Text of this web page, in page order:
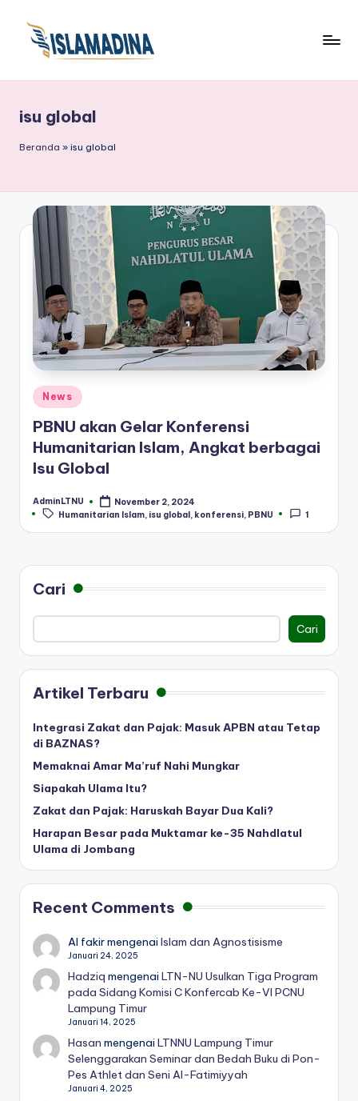
isu global
Beranda » isu global
Posted
in
News
PBNU akan Gelar Konferensi
Humanitarian Islam, Angkat berbagai
Isu Global
Posted
by
AdminLTNU November 2, 2024
Tags:
Humanitarian Islam isu global konferensi PBNU 1
Cari
Cari
Artikel Terbaru
Integrasi Zakat dan Pajak: Masuk APBN atau Tetap
di BAZNAS?
Memaknai Amar Ma’ruf Nahi Mungkar
Siapakah Ulama Itu?
Zakat dan Pajak: Haruskah Bayar Dua Kali?
Harapan Besar pada Muktamar ke-35 Nahdlatul
Ulama di Jombang
Recent Comments
Al fakirmengenaiIslam dan Agnostisisme
Januari 24, 2025
Hadziq mengenaiLTN-NU Usulkan Tiga Program
pada Sidang Komisi C Konfercab Ke-VI PCNU
Lampung Timur
Januari 14, 2025
Hasan mengenaiLTNNU Lampung Timur
Selenggarakan Seminar dan Bedah Buku di Pon-
Pes Athlet dan Seni Al-Fatimiyyah
Januari 4, 2025